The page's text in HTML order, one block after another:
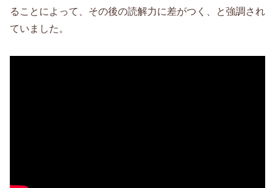
ることによって、その後の読解力に差がつく、と強調され
ていました。